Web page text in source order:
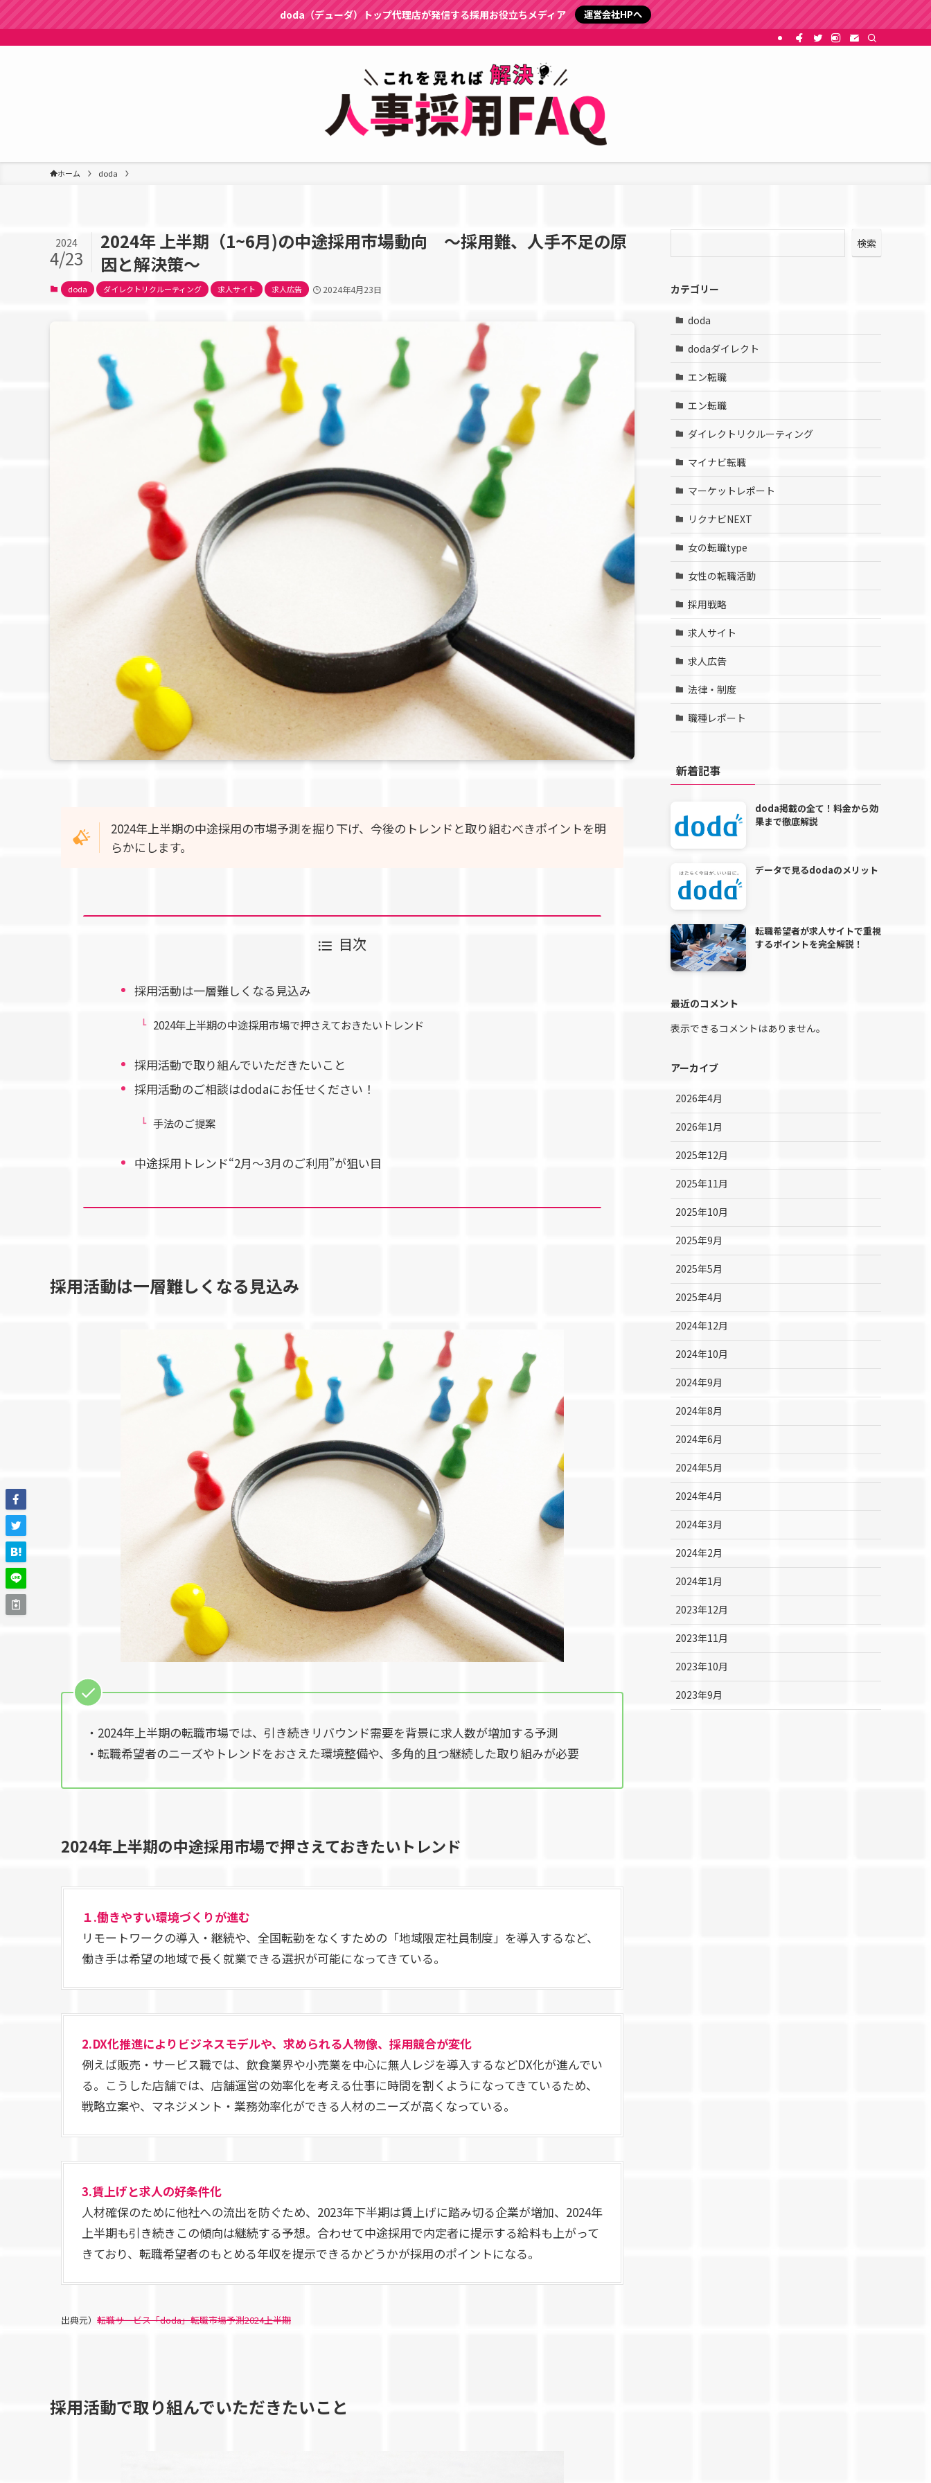
doda（デューダ）トップ代理店が発信する採用お役立ちメディア 運営会社HPへ
ホーム doda
2024年 上半期（1~6月)の中途採用市場動向 〜採用難、人手不足の原
因と解決策〜
2024
4/23
doda ダイレクトリクルーティング 求人サイト 求人広告 2024年4月23日
2024年上半期の中途採用の市場予測を掘り下げ、今後のトレンドと取り組むべきポイントを明
らかにします。
目次
採用活動は一層難しくなる見込み
2024年上半期の中途採用市場で押さえておきたいトレンド
採用活動で取り組んでいただきたいこと
採用活動のご相談はdodaにお任せください！
手法のご提案
中途採用トレンド“2月～3月のご利用”が狙い目
採用活動は一層難しくなる見込み
・2024年上半期の転職市場では、引き続きリバウンド需要を背景に求人数が増加する予測
・転職希望者のニーズやトレンドをおさえた環境整備や、多角的且つ継続した取り組みが必要
2024年上半期の中途採用市場で押さえておきたいトレンド
１.働きやすい環境づくりが進む
リモートワークの導入・継続や、全国転勤をなくすための「地域限定社員制度」を導入するなど、
働き手は希望の地域で長く就業できる選択が可能になってきている。
2.DX化推進によりビジネスモデルや、求められる人物像、採用競合が変化
例えば販売・サービス職では、飲食業界や小売業を中心に無人レジを導入するなどDX化が進んでい
る。こうした店舗では、店舗運営の効率化を考える仕事に時間を割くようになってきているため、
戦略立案や、マネジメント・業務効率化ができる人材のニーズが高くなっている。
3.賃上げと求人の好条件化
人材確保のために他社への流出を防ぐため、2023年下半期は賃上げに踏み切る企業が増加、2024年
上半期も引き続きこの傾向は継続する予想。合わせて中途採用で内定者に提示する給料も上がって
きており、転職希望者のもとめる年収を提示できるかどうかが採用のポイントになる。
出典元） 転職サービス「doda」転職市場予測2024上半期
採用活動で取り組んでいただきたいこと
検索
カテゴリー
doda
dodaダイレクト
エン転職
エン転職
ダイレクトリクルーティング
マイナビ転職
マーケットレポート
リクナビNEXT
女の転職type
女性の転職活動
採用戦略
求人サイト
求人広告
法律・制度
職種レポート
新着記事
doda掲載の全て！料金から効
果まで徹底解説
データで見るdodaのメリット
転職希望者が求人サイトで重視
するポイントを完全解説！
最近のコメント
表示できるコメントはありません。
アーカイブ
2026年4月
2026年1月
2025年12月
2025年11月
2025年10月
2025年9月
2025年5月
2025年4月
2024年12月
2024年10月
2024年9月
2024年8月
2024年6月
2024年5月
2024年4月
2024年3月
2024年2月
2024年1月
2023年12月
2023年11月
2023年10月
2023年9月